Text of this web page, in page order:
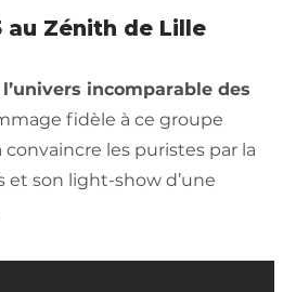
au Zénith de Lille
incomparable des
fidèle à ce groupe
les puristes par la
et son light-show d’une